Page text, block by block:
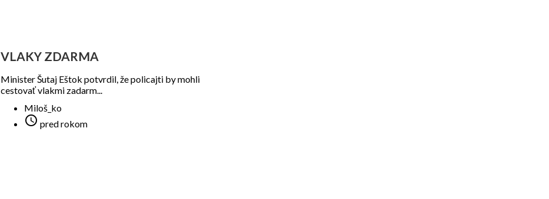
VLAKY ZDARMA
Minister Šutaj Eštok potvrdil, že policajti by mohli
cestovať vlakmi zadarm...
Miloš_ko
 pred rokom